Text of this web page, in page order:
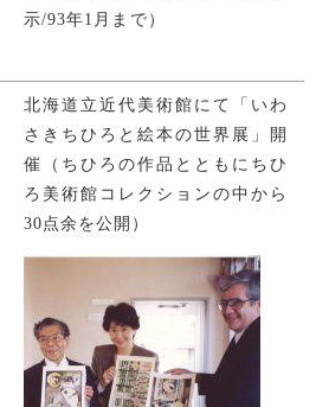
示/93年1月まで）
北海道立近代美術館にて「いわ
さきちひろと絵本の世界展」開
催（ちひろの作品とともにちひ
ろ美術館コレクションの中から
30点余を公開）